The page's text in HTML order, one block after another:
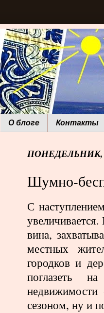
О блоге Контакты
ПОНЕДЕЛЬНИК,
Шумно-
С
вина,
местных
городков и
поглазеть
недвижимости
сезоном, ну и